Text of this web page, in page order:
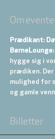
Om
Prædikant:
BørneLounge:
hygge sig i
prædiken. Der
mulighed for
og gamle
Billetter